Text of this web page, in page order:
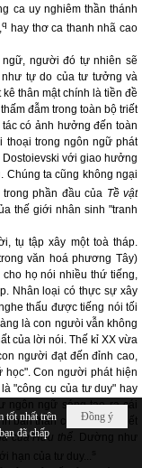
ca uy nghiêm thần thánh
q hay thơ ca thanh nhã cao
người đó tự nhiên sẽ
tự do của tư tưởng và
thân mật chính là tiền đề
đẫm trong toàn bộ triết
có ảnh hưởng đến toàn
thoại trong ngôn ngữ phát
Dostoievski với giao hưởng
Chúng ta cũng không ngại
phần đầu của Tề vật
thế giới nhân sinh "tranh
tụ tập xây một toà tháp.
văn hoá phương Tây)
họ nói nhiều thứ tiếng,
Nhân loại có thực sự xây
thấu được tiếng nói tối
là con ngưòi vẫn không
của lời nói. Thế kỉ XX vừa
người đạt đến đỉnh cao,
Con người phát hiện
"công cụ của tư duy" hay
ngôn ngữ sáng tạo ra cái
bản thân con người. Triết
của Hữu thể . Dường như
hạn của tư duy...
Đồng ý
tốt nhất trên
đã chấp